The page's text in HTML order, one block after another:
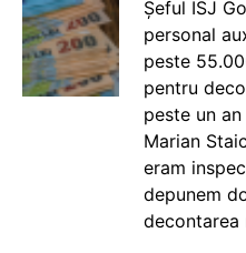
Șeful ISJ
personal
peste
pentru
peste un
Marian
eram
depunem
decontarea